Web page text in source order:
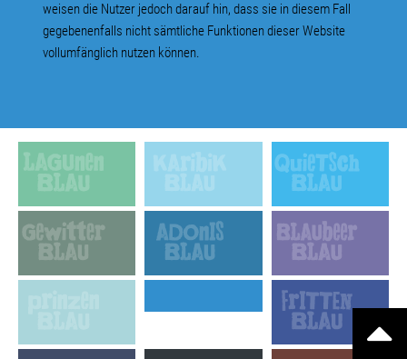
weisen die Nutzer jedoch darauf hin, dass sie in diesem Fall
gegebenenfalls nicht sämtliche Funktionen dieser Website
vollumfänglich nutzen können.